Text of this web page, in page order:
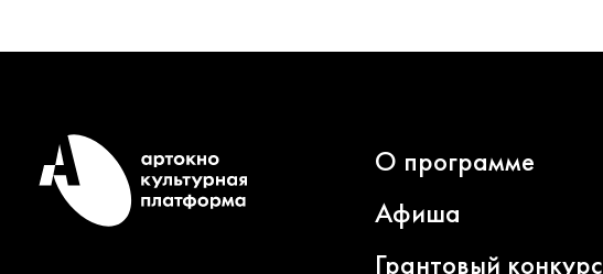
О программе
Афиша
Грантовый конкурс